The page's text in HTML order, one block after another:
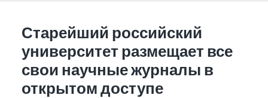
Старейший российский
университет размещает все
свои научные журналы в
открытом доступе